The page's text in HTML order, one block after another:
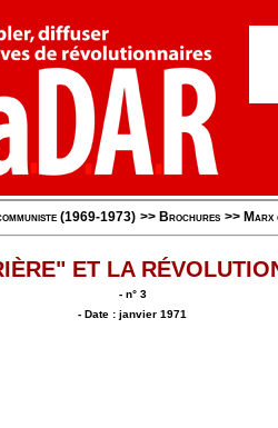
(1969-1973) >> Brochures >> Marx
ET LA
- n° 3
- Date : janvier 1971